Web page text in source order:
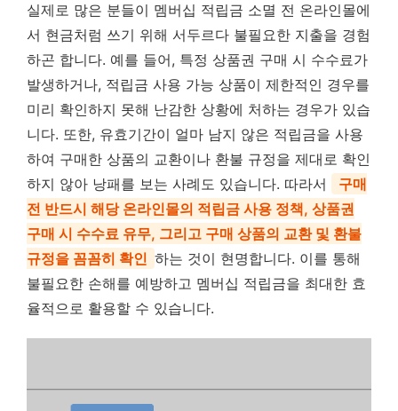
실제로 많은 분들이 멤버십 적립금 소멸 전 온라인몰에
서 현금처럼 쓰기 위해 서두르다 불필요한 지출을 경험
하곤 합니다. 예를 들어, 특정 상품권 구매 시 수수료가
발생하거나, 적립금 사용 가능 상품이 제한적인 경우를
미리 확인하지 못해 난감한 상황에 처하는 경우가 있습
니다. 또한, 유효기간이 얼마 남지 않은 적립금을 사용
하여 구매한 상품의 교환이나 환불 규정을 제대로 확인
하지 않아 낭패를 보는 사례도 있습니다. 따라서
구매
전 반드시 해당 온라인몰의 적립금 사용 정책, 상품권
구매 시 수수료 유무, 그리고 구매 상품의 교환 및 환불
규정을 꼼꼼히 확인 하는 것이 현명합니다. 이를 통해
불필요한 손해를 예방하고 멤버십 적립금을 최대한 효
율적으로 활용할 수 있습니다.